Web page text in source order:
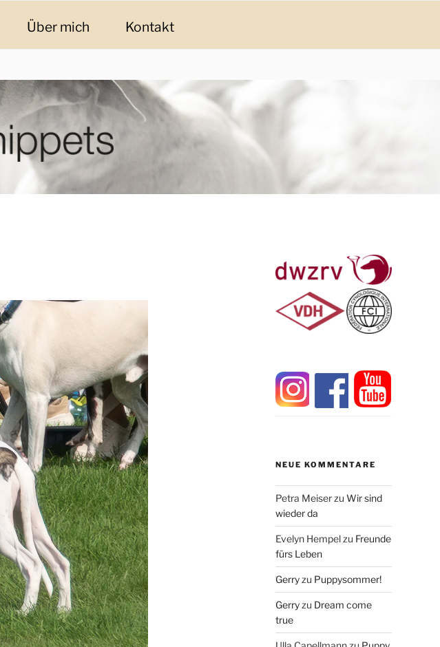
Über mich Kontakt
NEUE KOMMENTARE
Petra Meiser zuWir sind
wieder da
Evelyn Hempel zu Freunde
fürs Leben
Gerry zu Puppysommer!
Gerry zu Dream come
true